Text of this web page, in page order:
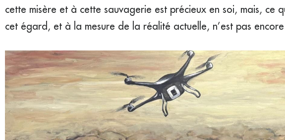
cette misère et à cette sauvagerie est précieux en soi, mais, ce
cet égard, et à la mesure de la réalité actuelle, n’est pas